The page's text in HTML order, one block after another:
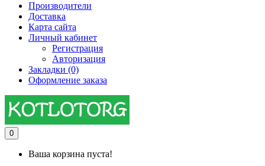
Производители
Доставка
Карта сайта
Личный кабинет
Регистрация
Авторизация
Закладки (0)
Оформление заказа
0
Ваша корзина пуста!